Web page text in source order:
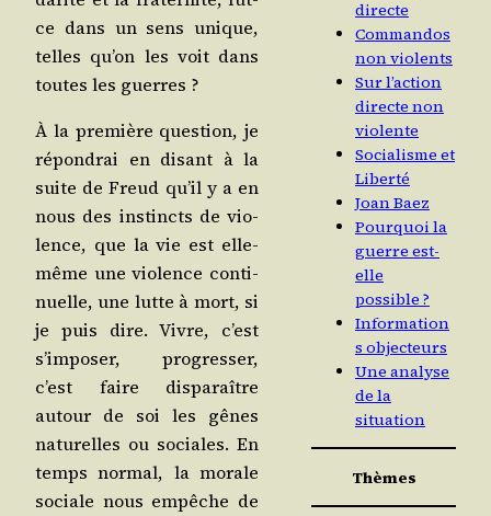
ce dans un sens unique,
telles qu’on les voit dans
toutes les guerres ?
À la pre­mière ques­tion, je
répon­drai en disant à la
suite de Freud qu’il y a en
nous des ins­tincts de vio­
lence, que la vie est elle-
même une vio­lence conti­
nuelle, une lutte à mort, si
je puis dire. Vivre, c’est
s’imposer, pro­gres­ser,
c’est faire dis­pa­raître
autour de soi les gênes
natu­relles ou sociales. En
temps nor­mal, la morale
sociale nous empêche de
directe
Commandos
non violents
Sur l’action
directe non
violente
Socialisme et
Liberté
Joan Baez
Pourquoi la
guerre est-
elle
possible ?
Information
s objecteurs
Une analyse
de la
situation
Thèmes